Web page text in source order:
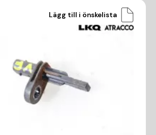
Lägg till i önskelista